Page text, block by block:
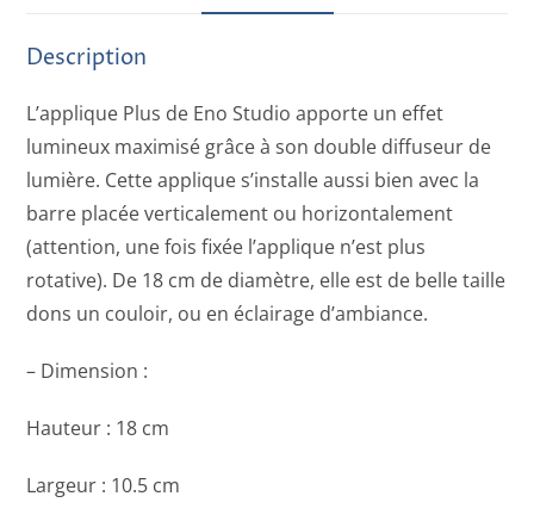
Description
L’applique Plus de Eno Studio apporte un effet
lumineux maximisé grâce à son double diffuseur de
lumière. Cette applique s’installe aussi bien avec la
barre placée verticalement ou horizontalement
(attention, une fois fixée l’applique n’est plus
rotative). De 18 cm de diamètre, elle est de belle taille
dons un couloir, ou en éclairage d’ambiance.
– Dimension :
Hauteur : 18 cm
Largeur : 10.5 cm